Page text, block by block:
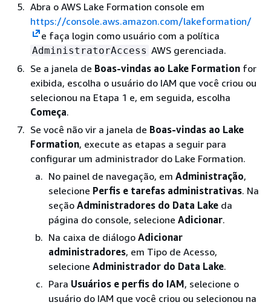
Abra o AWS Lake Formation console em
https://console.aws.amazon.com/lakeformation/
e faça login como usuário com a política
AdministratorAccess AWS gerenciada.
Se a janela de Boas-vindas ao Lake Formation for
exibida, escolha o usuário do IAM que você criou ou
selecionou na Etapa 1 e, em seguida, escolha
Começa.
Se você não vir a janela de Boas-vindas ao Lake
Formation, execute as etapas a seguir para
configurar um administrador do Lake Formation.
No painel de navegação, em Administração,
selecione Perfis e tarefas administrativas. Na
seção Administradores do Data Lake da
página do console, selecione Adicionar.
Na caixa de diálogo Adicionar
administradores, em Tipo de Acesso,
selecione Administrador do Data Lake.
Para Usuários e perfis do IAM, selecione o
usuário do IAM que você criou ou selecionou na